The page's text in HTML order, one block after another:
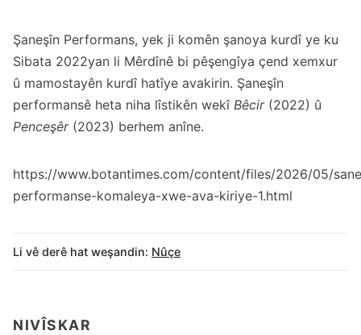
Şaneşîn Performans, yek ji komên şanoya kurdî ye ku
Sibata 2022yan li Mêrdînê bi pêşengîya çend xemxur
û mamostayên kurdî hatîye avakirin. Şaneşîn
performansê heta niha lîstikên wekî Bêcir(2022) û
Penceşêr(2023) berhem anîne.
https://www.botantimes.com/content/files/2026/05/
performanse-komaleya-xwe-ava-kiriye-1.html
Li vê derê hat weşandin: Nûçe
NIVÎSKAR